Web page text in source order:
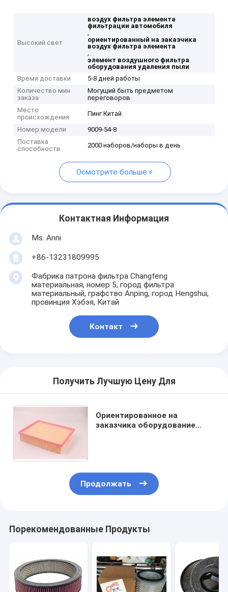
Высокий свет
воздух фильтра элемента
фильтрации автомобиля
,
ориентированный на заказчика
воздух фильтра элемента
,
элемент воздушного фильтра
оборудования удаления пыли
Время доставки
5-8 дней работы
Количество мин
заказа
Могущий быть предметом
переговоров
Место
происхождения
Пинг Китай
Номер модели
9009-54-8
Поставка
способности
2000 наборов/наборы в день
Осмотрите больше
Контактная Информация
Ms. Anni
+86-13231809995
Фабрика патрона фильтра Changfeng
материальная, номер 5, город фильтра
материальный, графство Anping, город Hengshui,
провинция Хэбэя, Китай
Контакт
Получить Лучшую Цену Для
Ориентированное на
заказчика оборудование
Продолжать
Порекомендованные Продукты